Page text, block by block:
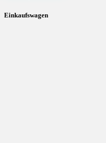
Einkaufswagen